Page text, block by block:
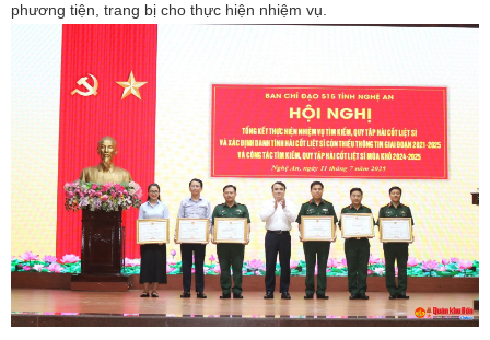
phương tiện, trang bị cho thực hiện nhiệm vụ.